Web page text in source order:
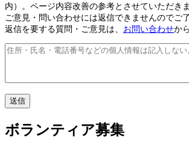
内）。ページ内容改善の参考とさせていただき
ご意見・問い合わせには返信できませんのでご
返信を要する質問・ご意見は、 お問い合わせか
ボランティア募集